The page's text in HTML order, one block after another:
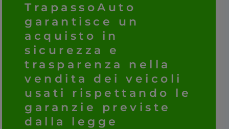
TrapassoAuto
garantisce un
acquisto in
sicurezza e
trasparenza nella
vendita dei veicoli
usati rispettando le
garanzie previste
dalla legge